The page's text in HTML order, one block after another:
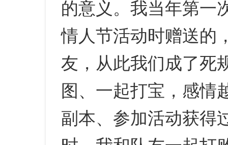
的意义。我当年第一
情人节活动时赠送的
友，从此我们成了死
图、一起打宝，感情
副本、参加活动获得